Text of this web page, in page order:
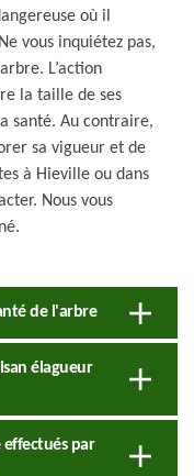
où il
vous inquiétez pas,
L’action
la taille de ses
santé. Au contraire,
sa vigueur et de
à Hieville ou dans
Nous vous
de l'arbre
élagueur
effectués par